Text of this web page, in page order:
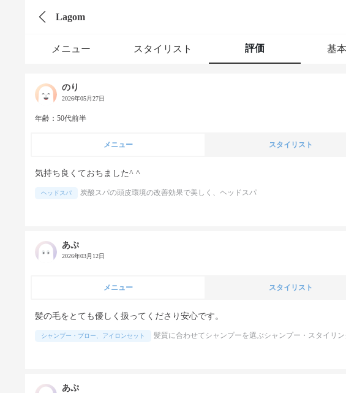
Lagom
メニュー スタイリスト 評価 基
のり
2026年05月27日
年齢：50代前半
メニュー スタイリスト
気持ち良くておちました^ ^
ヘッドスパ 炭酸スパの頭皮環境の改善効果で美しく、ヘッドスパ
あぷ
2026年03月12日
メニュー スタイリスト
髪の毛をとても優しく扱ってくださり安心です。
シャンプー・ブロー、アイロンセット 髪質に合わせてシャンプーを選ぶシャンプー・スタイリ
あぷ